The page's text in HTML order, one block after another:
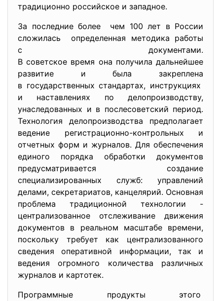
традиционно российское и западное.
За последние более чем 100 лет в России
сложилась определенная методика работы
с документами.
В советское время она получила дальнейшее
развитие и была закреплена
в государственных стандартах, инструкциях
и наставлениях по делопроизводству,
унаследованных и в послесоветский период.
Технология делопроизводства предполагает
ведение регистрационно-контрольных и
отчетных форм и журналов. Для обеспечения
единого порядка обработки документов
предусматривается создание
специализированных служб: управлений
делами, секретариатов, канцелярий. Основная
проблема традиционной технологии -
централизованное отслеживание движения
документов в реальном масштабе времени,
поскольку требует как централизованного
сведения оперативной информации, так и
ведения огромного количества различных
журналов и картотек.
Программные продукты этого